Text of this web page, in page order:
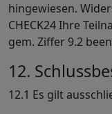
hingewiesen.
CHECK24 Ihre
gem. Ziffer 9.2
12.
12.1 Es gilt